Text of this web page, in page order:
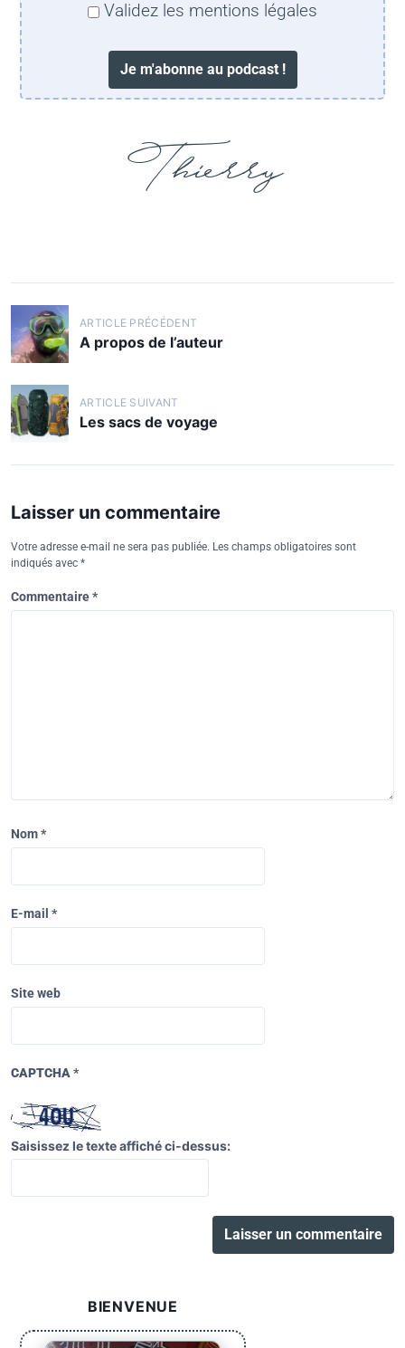
Validez les mentions légales
Thierry
ARTICLE PRÉCÉDENT
A propos de l’auteur
ARTICLE SUIVANT
Les sacs de voyage
Laisser un commentaire
Votre adresse e-mail ne sera pas publiée. Les champs obligatoires sont
indiqués avec *
Commentaire*
Nom*
E-mail *
Site web
CAPTCHA *
Saisissez le texte affiché ci-dessus:
BIENVENUE